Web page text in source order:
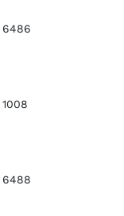
6486
1008
6488